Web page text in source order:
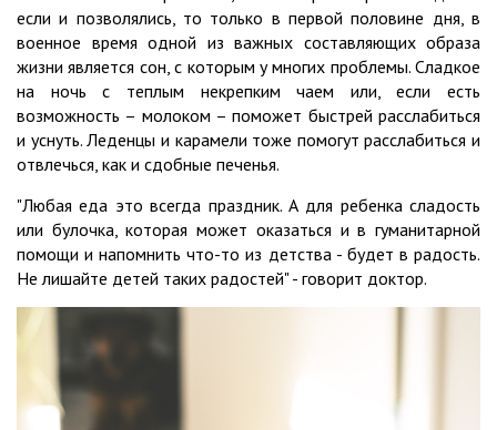
если и позволялись, то только в первой половине дня, в
военное время одной из важных составляющих образа
жизни является сон, с которым у многих проблемы. Сладкое
на ночь с теплым некрепким чаем или, если есть
возможность – молоком – поможет быстрей расслабиться
и уснуть. Леденцы и карамели тоже помогут расслабиться и
отвлечься, как и сдобные печенья.
"Любая еда это всегда праздник. А для ребенка сладость
или булочка, которая может оказаться и в гуманитарной
помощи и напомнить что-то из детства - будет в радость.
Не лишайте детей таких радостей" - говорит доктор.